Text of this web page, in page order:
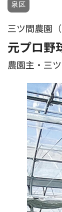
泉区
三ツ間農園（
元プロ野
農園主・三